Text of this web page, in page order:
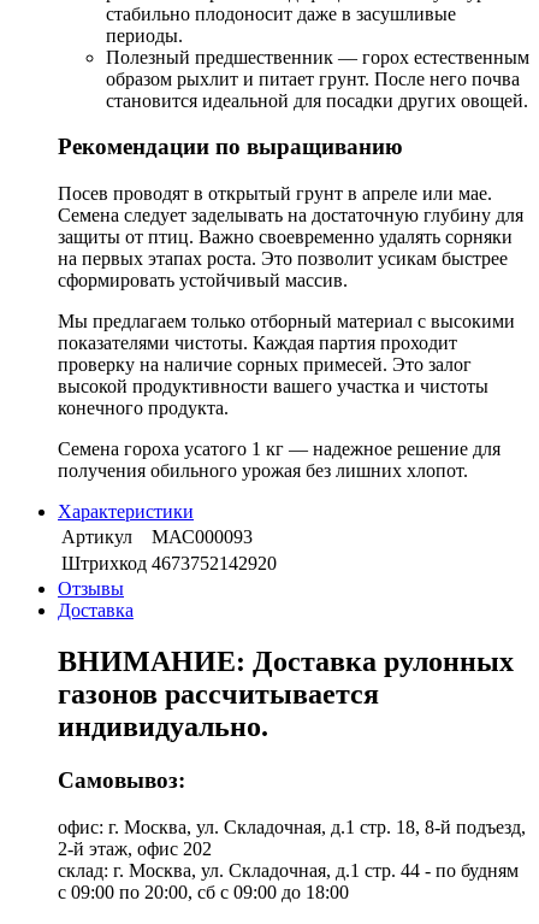
стабильно плодоносит даже в засушливые
периоды.
Полезный предшественник — горох естественным
образом рыхлит и питает грунт. После него почва
становится идеальной для посадки других овощей.
Рекомендации по выращиванию
Посев проводят в открытый грунт в апреле или мае.
Семена следует заделывать на достаточную глубину для
защиты от птиц. Важно своевременно удалять сорняки
на первых этапах роста. Это позволит усикам быстрее
сформировать устойчивый массив.
Мы предлагаем только отборный материал с высокими
показателями чистоты. Каждая партия проходит
проверку на наличие сорных примесей. Это залог
высокой продуктивности вашего участка и чистоты
конечного продукта.
Семена гороха усатого 1 кг — надежное решение для
получения обильного урожая без лишних хлопот.
Характеристики
Артикул
МАС000093
Штрихкод 4673752142920
Отзывы
Доставка
ВНИМАНИЕ: Доставка рулонных
газонов рассчитывается
индивидуально.
Самовывоз:
офис: г. Москва, ул. Складочная, д.1 стр. 18, 8-й подъезд,
2-й этаж, офис 202
склад: г. Москва, ул. Складочная, д.1 стр. 44 - по будням
с 09:00 по 20:00, сб с 09:00 до 18:00